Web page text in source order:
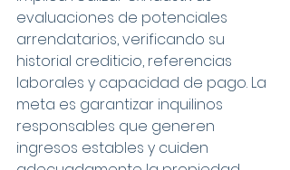
evaluaciones de potenciales
arrendatarios, verificando su
historial crediticio, referencias
laborales y capacidad de pago. La
meta es garantizar inquilinos
responsables que generen
ingresos estables y cuiden